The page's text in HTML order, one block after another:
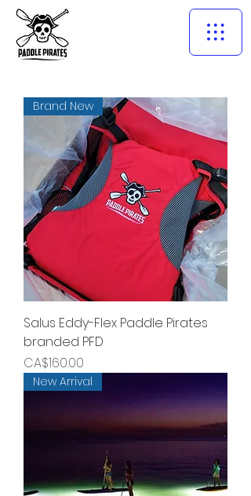
Brand New
Salus Eddy-Flex Paddle Pirates
branded PFD
가격
CA$160.00
New Arrival